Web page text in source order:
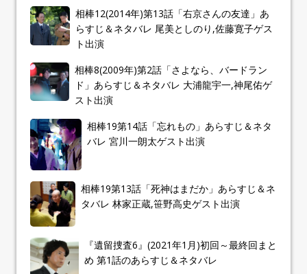
相棒12(2014年)第13話「右京さんの友達」あ
らすじ＆ネタバレ 尾美としのり,佐藤寛子ゲス
ト出演
相棒8(2009年)第2話「さよなら、バードラン
ド」あらすじ＆ネタバレ 大浦龍宇一,神尾佑ゲ
スト出演
相棒19第14話「忘れもの」あらすじ＆ネタ
バレ 宮川一朗太ゲスト出演
相棒19第13話「死神はまだか」あらすじ＆ネ
タバレ 林家正蔵,笹野高史ゲスト出演
『遺留捜査6』(2021年1月)初回～最終回まと
め 第1話のあらすじ＆ネタバレ